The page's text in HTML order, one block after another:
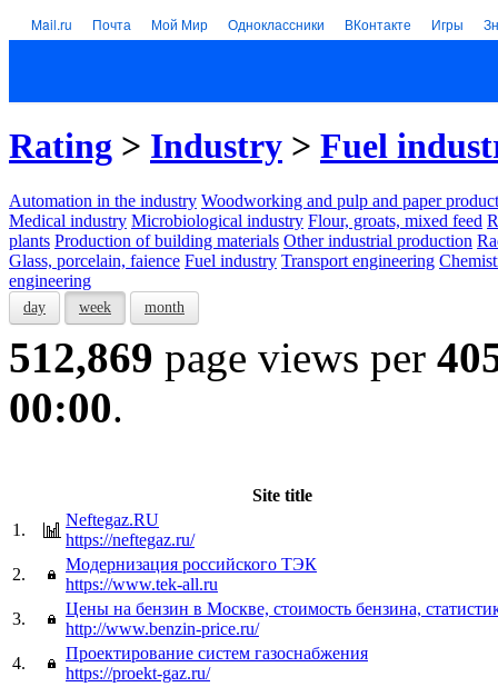
Mail.ru Почта Мой Мир Одноклассники ВКонтакте Игры
Rating > Industry > Fuel
Automation in the industry Woodworking and pulp and paper
Medical industry Microbiological industry Flour, groats, mixed feed
plants Production of building materials Other industrial production
Glass, porcelain, faience Fuel industry Transport engineering
engineering
day week month
512,869 page views per
00:00.
Site title
1.
Neftegaz.RU
https://neftegaz.ru/
2.
Модернизация российского ТЭК
https://www.tek-all.ru
3.
Цены на бензин в Москве, стоимость бензина,
http://www.benzin-price.ru/
4.
Проектирование систем газоснабжения
https://proekt-gaz.ru/